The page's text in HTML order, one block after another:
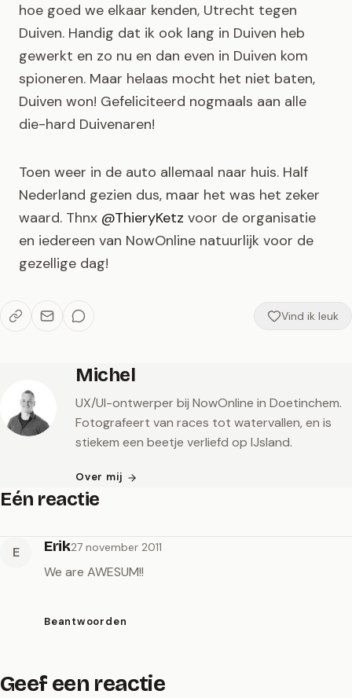
hoe goed we elkaar kenden, Utrecht tegen
Duiven. Handig dat ik ook lang in Duiven heb
gewerkt en zo nu en dan even in Duiven kom
spioneren. Maar helaas mocht het niet baten,
Duiven won! Gefeliciteerd nogmaals aan alle
die-hard Duivenaren!
Toen weer in de auto allemaal naar huis. Half
Nederland gezien dus, maar het was het zeker
waard. Thnx @ThieryKetz voor de organisatie
en iedereen van NowOnline natuurlijk voor de
gezellige dag!
Vind ik leuk
Michel
UX/UI-ontwerper bij NowOnline in Doetinchem.
Fotografeert van races tot watervallen, en is
stiekem een beetje verliefd op IJsland.
Over mij
Eén reactie
E Erik27 november 2011
We are AWESUM!!
Beantwoorden
Geef een reactie